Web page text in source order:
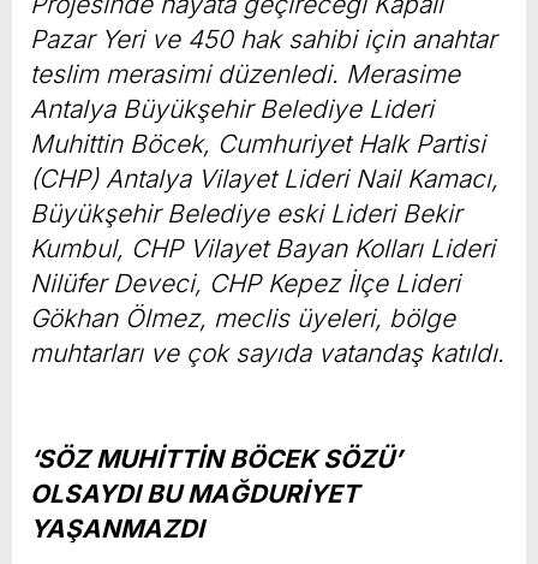
Pazar Yeri ve 450 hak sahibi için anahtar
teslim merasimi düzenledi. Merasime
Antalya Büyükşehir Belediye Lideri
Muhittin Böcek, Cumhuriyet Halk Partisi
(CHP) Antalya Vilayet Lideri Nail Kamacı,
Büyükşehir Belediye eski Lideri Bekir
Kumbul, CHP Vilayet Bayan Kolları Lideri
Nilüfer Deveci, CHP Kepez İlçe Lideri
Gökhan Ölmez, meclis üyeleri, bölge
muhtarları ve çok sayıda vatandaş katıldı.
‘SÖZ MUHİTTİN BÖCEK SÖZÜ’
OLSAYDI BU MAĞDURİYET
YAŞANMAZDI